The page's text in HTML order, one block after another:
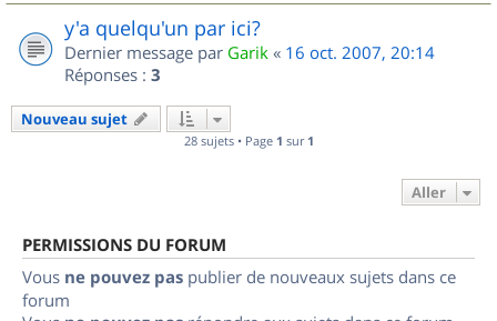
y'a quelqu'un par ici?
Dernier message par Garik « 16 oct. 2007, 20:14
Réponses : 3
Nouveau sujet
28 sujets • Page 1 sur 1
Aller
PERMISSIONS DU FORUM
Vous ne pouvez pas publier de nouveaux sujets dans ce
forum